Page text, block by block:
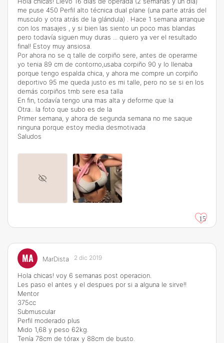
me puse 450 Perfil alto técnica dual plane (una parte atrás del
musculo y otra atrás de la glándula) . Hace 1 semana arranque
con los masajes , y si bien las siento un poco mas blandas
pero todavía siguen muy duras ... quiero ya ver el resultado
final! Estoy muy ansiosa.
Por ahora no se q talle de corpiño sere, antes de operarme
yo tenia 89 cm de contorno,usaba corpiño 90 y lo llenaba
porque tengo espalda chica, y ahora me compre un corpiño
deportivo 95 me queda justo es mi talle, pero no se si en los
demás corpiños tmb sere esa talla
En fin, todavía tengo una mas alta y deforme que la
Otra.. la foto que subo es de la
Primer semana, y ahora de segunda semana no me saque
ninguna porque estoy media desmotivada
Saludos
15
MA MarDista 2 dic 2019
Hola chicas! voy 6 semanas post operacion.
Les paso el antes y el despues por si a alguna le sirve!!
Mentor
375cc
Submuscular
Perfil moderado plus
Mido 1,68 y peso 62kg.
Tenía 78cm de tórax y 88cm de busto.